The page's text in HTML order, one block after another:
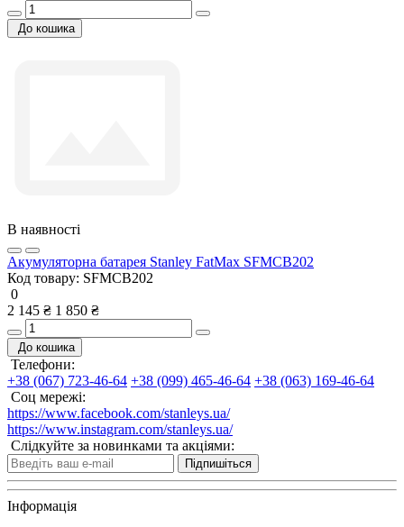
До кошика
В наявності
Акумуляторна батарея Stanley FatMax SFMCB202
Код товару: SFMCB202
0
2 145 ₴ 1 850 ₴
До кошика
Телефони:
+38 (067) 723-46-64 +38 (099) 465-46-64 +38 (063) 169-46-64
Соц мережі:
https://www.facebook.com/stanleys.ua/
https://www.instagram.com/stanleys.ua/
Слідкуйте за новинками та акціями:
Підпишіться
Інформація